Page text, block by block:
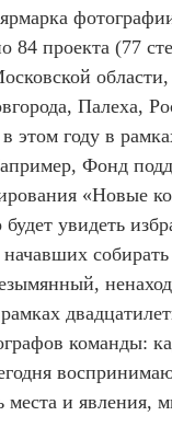
84 проекта (77
Палеха,
этом году в
Фонд
«Новые
будет увидеть
команды:
места и явления,